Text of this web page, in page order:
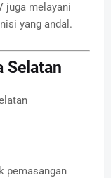
juga melayani
yang andal.
Selatan
pemasangan